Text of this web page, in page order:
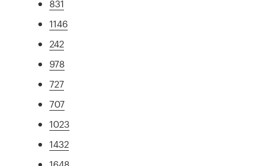
831
1146
242
978
727
707
1023
1432